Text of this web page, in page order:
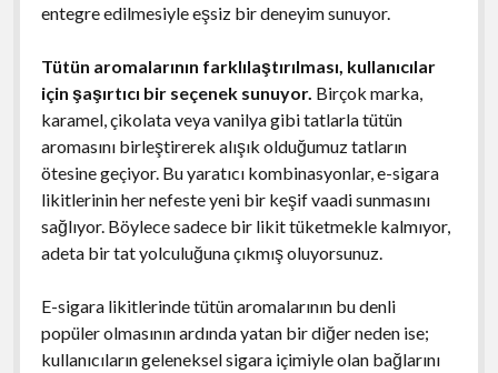
entegre edilmesiyle eşsiz bir deneyim sunuyor.
Tütün aromalarının farklılaştırılması, kullanıcılar
için şaşırtıcı bir seçenek sunuyor. Birçok marka,
karamel, çikolata veya vanilya gibi tatlarla tütün
aromasını birleştirerek alışık olduğumuz tatların
ötesine geçiyor. Bu yaratıcı kombinasyonlar, e-sigara
likitlerinin her nefeste yeni bir keşif vaadi sunmasını
sağlıyor. Böylece sadece bir likit tüketmekle kalmıyor,
adeta bir tat yolculuğuna çıkmış oluyorsunuz.
E-sigara likitlerinde tütün aromalarının bu denli
popüler olmasının ardında yatan bir diğer neden ise;
kullanıcıların geleneksel sigara içimiyle olan bağlarını